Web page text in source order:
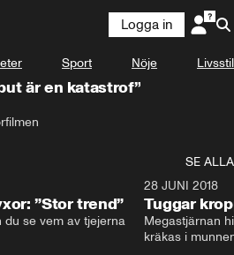
Logga in
Sport Nöje Livsstil
är en katastrof”
SE ALLA
”Stor trend”
du se vem av tjejerna
28 JUNI 2018
Tuggar
Megastjärnan
kräkas i